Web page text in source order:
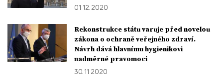
01. 12. 2020
Rekonstrukce státu varuje před novelou
zákona o ochraně veřejného zdraví.
Návrh dává hlavnímu hygienikovi
nadměrné pravomoci
30. 11. 2020